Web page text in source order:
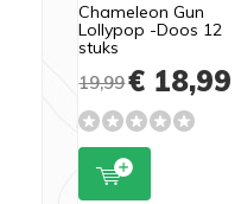
Chameleon Gun
Lollypop -Doos 12
stuks
19,99€ 18,99